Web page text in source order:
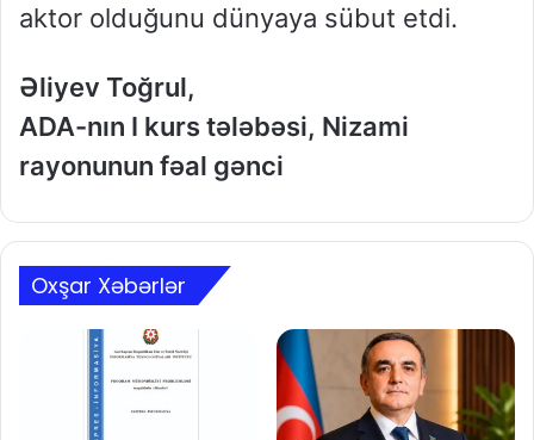
aktor olduğunu dünyaya sübut etdi.
Əliyev Toğrul,
ADA-nın I kurs tələbəsi, Nizami
rayonunun fəal gənci
Oxşar Xəbərlər